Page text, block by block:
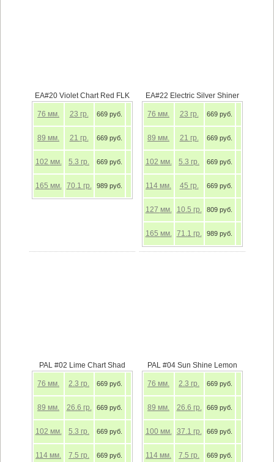
EA#20 Violet Chart Red FLK
76 мм. 23 гр. 669 руб.
89 мм. 21 гр. 669 руб.
102 мм. 5.3 гр. 669 руб.
165 мм. 70.1 гр. 989 руб.
EA#22 Electric Silver Shiner
76 мм. 23 гр. 669 руб.
89 мм. 21 гр. 669 руб.
102 мм. 5.3 гр. 669 руб.
114 мм. 45 гр. 669 руб.
127 мм. 10.5 гр. 809 руб.
165 мм. 71.1 гр. 989 руб.
PAL #02 Lime Chart Shad
76 мм. 2.3 гр. 669 руб.
89 мм. 26.6 гр. 669 руб.
102 мм. 5.3 гр. 669 руб.
114 мм. 7.5 гр. 669 руб.
PAL #04 Sun Shine Lemon
76 мм. 2.3 гр. 669 руб.
89 мм. 26.6 гр. 669 руб.
100 мм. 37.1 гр. 669 руб.
114 мм. 7.5 гр. 669 руб.